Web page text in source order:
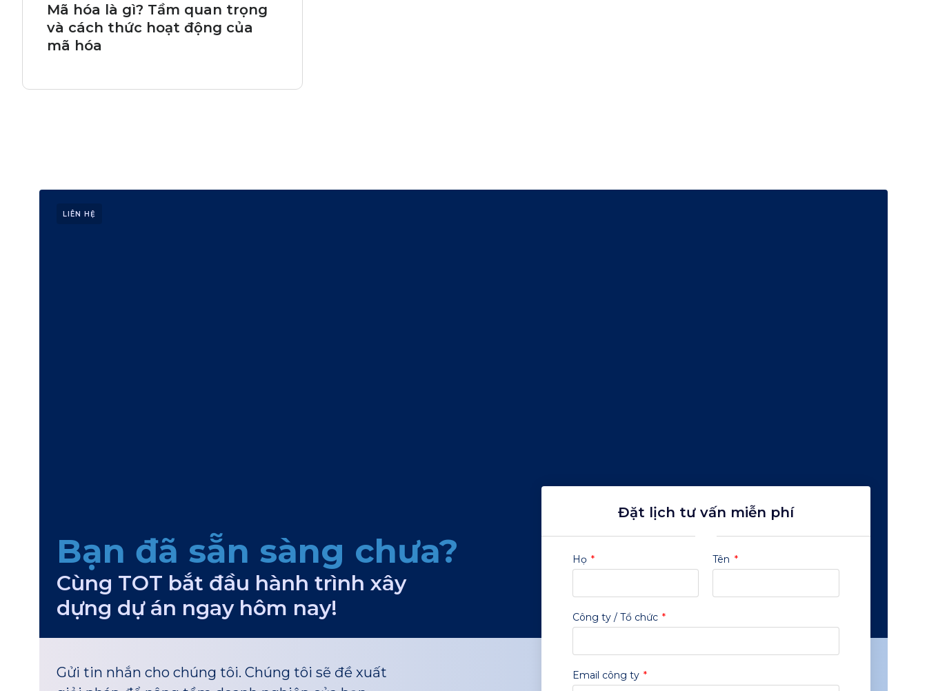
Mã hóa là gì? Tầm quan trọng
và cách thức hoạt động của
mã hóa
LIÊN HỆ
Bạn đã sẵn sàng chưa?
Cùng TOT bắt đầu hành trình xây
dựng dự án ngay hôm nay!
Gửi tin nhắn cho chúng tôi. Chúng tôi sẽ đề xuất
Đặt lịch tư vấn miễn phí
Họ Tên
Công ty / Tổ chức
Email công ty